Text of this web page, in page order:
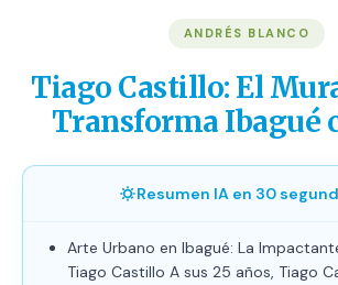
Email Marketing y SMS
Growth Youtube ↗
ANDRÉS BLANCO
Tiago Castillo: El
Transforma Ibagué
Resumen IA en 30
Arte Urbano en Ibagué: La
Tiago Castillo A sus 25 años, Tiago